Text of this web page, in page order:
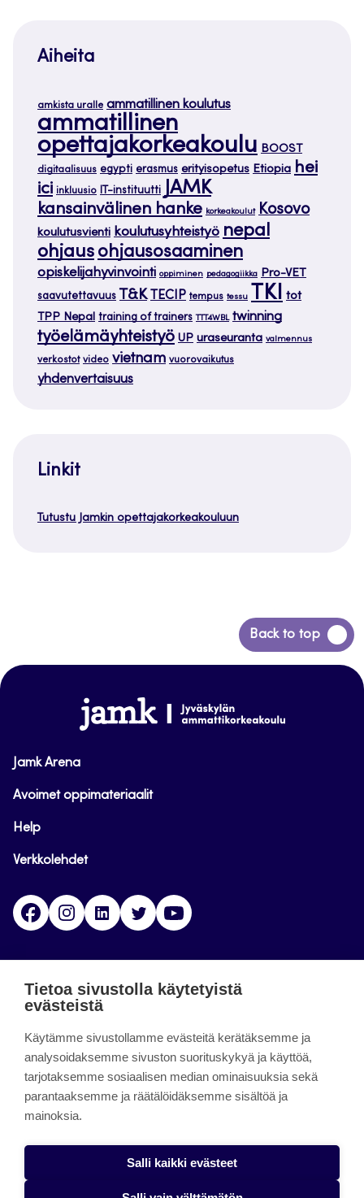
Aiheita
amkista uralle ammatillinen koulutus
ammatillinen
opettajakorkeakoulu BOOST
digitaalisuus egypti erasmus erityisopetus Etiopia hei
ici inkluusio IT-instituutti JAMK
kansainvälinen hanke korkeakoulut Kosovo
koulutusvienti koulutusyhteistyö nepal
ohjaus ohjausosaaminen
opiskelijahyvinvointi oppiminen pedagogiikka Pro-VET
saavutettavuus T&K TECIP tempus tessu TKI tot
TPP Nepal training of trainers TTT4WBL twinning
työelämäyhteistyö UP uraseuranta valmennus
verkostot video vietnam vuorovaikutus
yhdenvertaisuus
Linkit
Tutustu Jamkin opettajakorkeakouluun
Back to top
Siirry
takaisin
www.jamk.fi
Jamk Arena
Avoimet oppimateriaalit
Help
Verkkolehdet
FacebookInstagramLinkedinTwitter
päättynyt 11.9.2023.
About the site
Käyttöehdot
Saavutettavuusseloste
Alasottoilmoitus
Tietoa sivustolla käytetyistä
evästeistä
Käytämme sivustollamme evästeitä kerätäksemme ja
analysoidaksemme sivuston suorituskykyä ja käyttöä,
tarjotaksemme sosiaalisen median ominaisuuksia sekä
parantaaksemme ja räätälöidäksemme sisältöä ja
mainoksia.
Salli kaikki evästeet